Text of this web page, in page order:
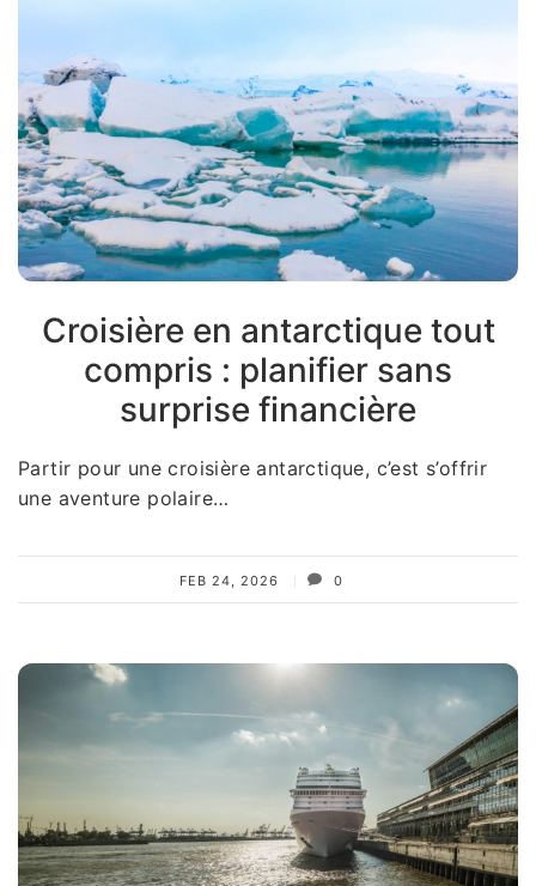
Croisière en antarctique tout
compris : planifier sans
surprise financière
Partir pour une croisière antarctique, c’est s’offrir
une aventure polaire…
FEB 24, 2026 0